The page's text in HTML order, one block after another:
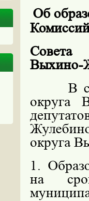
Об
Совета
Выхино-
В
округа
округа
1.
на